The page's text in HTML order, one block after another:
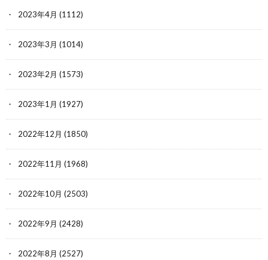
2023年4月 (1112)
2023年3月 (1014)
2023年2月 (1573)
2023年1月 (1927)
2022年12月 (1850)
2022年11月 (1968)
2022年10月 (2503)
2022年9月 (2428)
2022年8月 (2527)